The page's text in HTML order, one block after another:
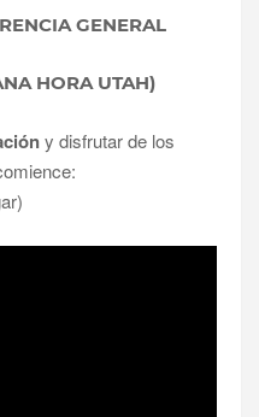
GENERAL
HORA UTAH)
y disfrutar de los